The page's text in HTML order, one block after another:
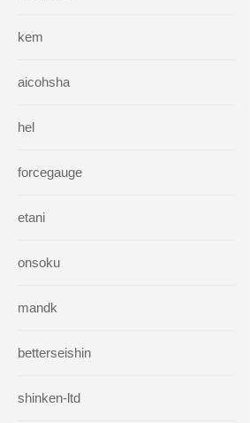
kem
aicohsha
hel
forcegauge
etani
onsoku
mandk
betterseishin
shinken-ltd